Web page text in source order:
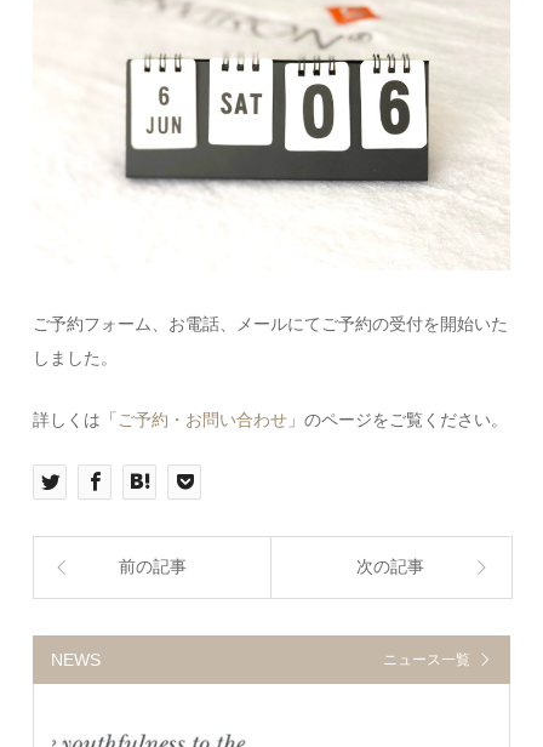
ご予約フォーム、お電話、メールにてご予約の受付を開始いた
しました。
詳しくは「ご予約・お問い合わせ 」のページをご覧ください。
前の記事 次の記事
NEWS ニュース一覧